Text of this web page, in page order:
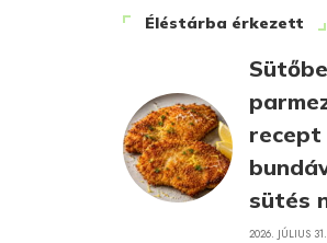
Éléstárba érkezett
recept
sütés
2026. JÚLIUS 31.